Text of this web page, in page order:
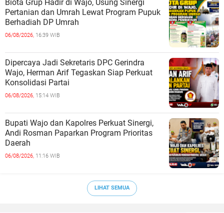
Biota Grup Hadir di Wajo, Usung Sinergi
Pertanian dan Umrah Lewat Program Pupuk
Berhadiah DP Umrah
06/08/2026, 16:39 WIB
Dipercaya Jadi Sekretaris DPC Gerindra
Wajo, Herman Arif Tegaskan Siap Perkuat
Konsolidasi Partai
06/08/2026, 15:14 WIB
Bupati Wajo dan Kapolres Perkuat Sinergi,
Andi Rosman Paparkan Program Prioritas
Daerah
06/08/2026, 11:16 WIB
LIHAT SEMUA